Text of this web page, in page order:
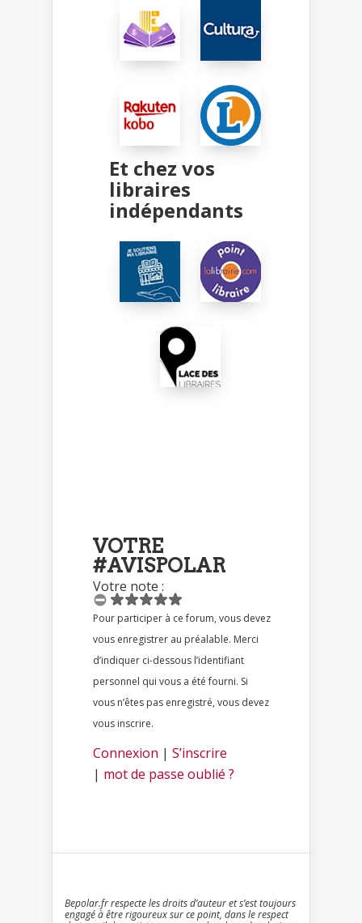
Et chez vos
libraires
indépendants
VOTRE
#AVISPOLAR
Votre note :
Pour participer à ce forum, vous devez
vous enregistrer au préalable. Merci
d’indiquer ci-dessous l’identifiant
personnel qui vous a été fourni. Si
vous n’êtes pas enregistré, vous devez
vous inscrire.
Connexion | S’inscrire
| mot de passe oublié ?
Bepolar.fr respecte les droits d’auteur et s’est toujours
engagé à être rigoureux sur ce point, dans le respect